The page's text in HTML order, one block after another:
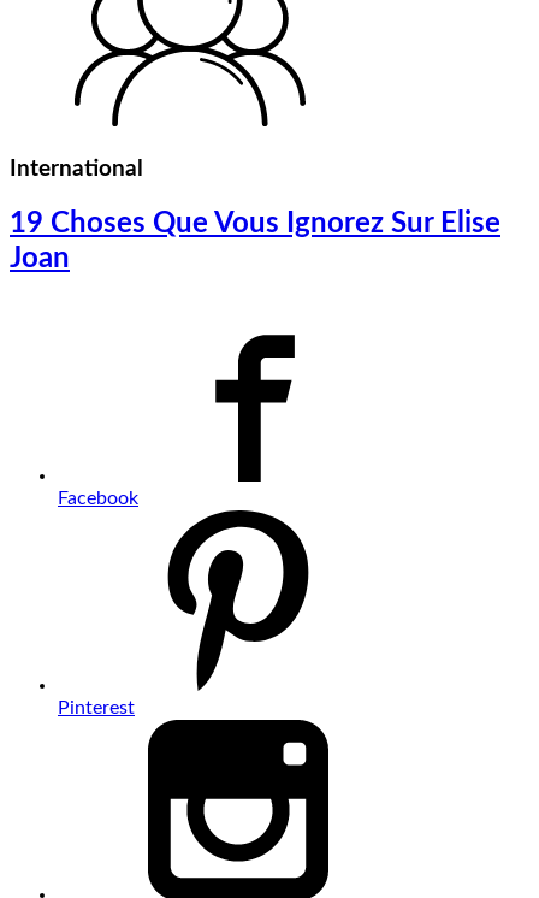
International
19 Choses Que Vous Ignorez Sur Elise
Joan
Facebook
Pinterest